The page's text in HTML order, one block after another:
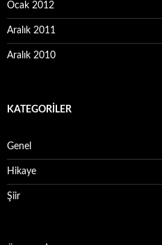
Ocak 2012
Aralık 2011
Aralık 2010
KATEGORILER
Genel
Hikaye
Şiir